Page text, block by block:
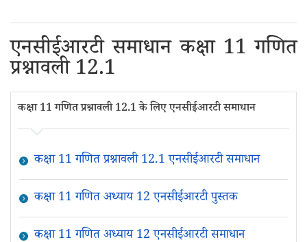
एनसीईआरटी समाधान कक्षा 11 गणित
प्रश्नावली 12.1
कक्षा 11 गणित प्रश्नावली 12.1 के लिए एनसीईआरटी समाधान
कक्षा 11 गणित प्रश्नावली 12.1 एनसीईआरटी समाधान
कक्षा 11 गणित अध्याय 12 एनसीईआरटी पुस्तक
कक्षा 11 गणित अध्याय 12 एनसीईआरटी समाधान